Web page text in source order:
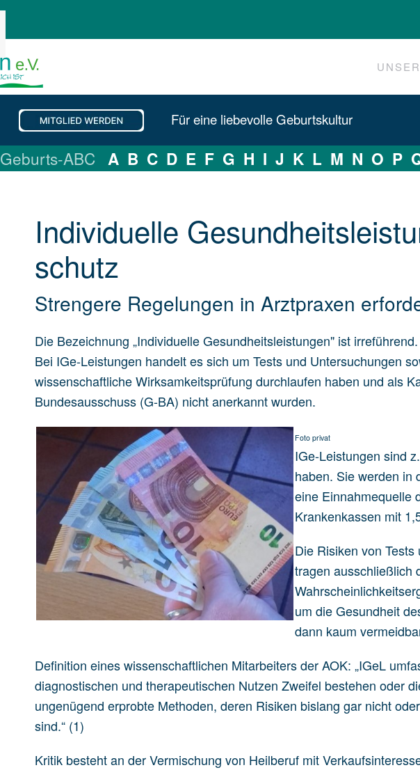
Für eine liebevolle Geburtskultur
Geburts-ABC A B C D E F G H I J K L M N O P
Individuelle
schutz
Strengere Regelungen in Arztpraxen
Die Bezeichnung „Individuelle Gesundheitsleistungen" ist irreführend.
Bei IGe-Leistungen handelt es sich um Tests und Untersuchungen
wissenschaftliche Wirksamkeitsprüfung durchlaufen haben und als
Bundesausschuss (G-BA) nicht anerkannt wurden.
Foto privat
IGe-Leistungen sind
haben. Sie werden in
eine Einnahmequelle
Krankenkassen mit
Die Risiken von
tragen ausschließlich
um die Gesundheit
dann kaum
Definition eines wissenschaftlichen Mitarbeiters der AOK: „IGeL
diagnostischen und therapeutischen Nutzen Zweifel bestehen oder
ungenügend erprobte Methoden, deren Risiken bislang gar nicht
sind.“ (1)
Kritik besteht an der Vermischung von Heilberuf mit